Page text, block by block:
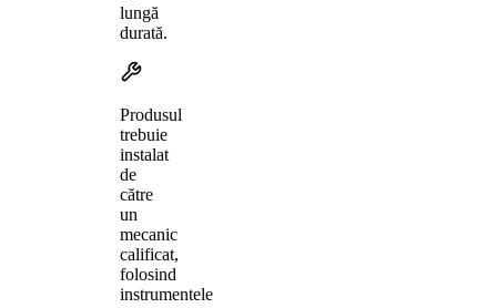
lungă
durată.
Produsul
trebuie
instalat
de
către
un
mecanic
calificat,
folosind
instrumentele